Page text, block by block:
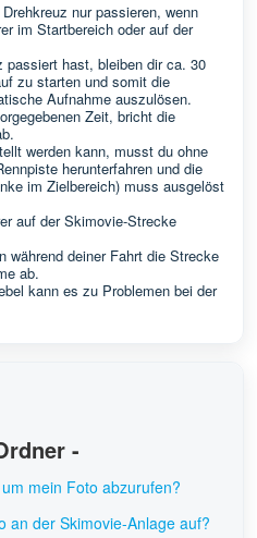
nur passieren, wenn
im Startbereich oder auf der
passiert hast, bleiben dir ca. 30
zu starten und somit die
Aufnahme auszulösen.
Zeit, bricht die
werden kann, musst du ohne
herunterfahren und die
im Zielbereich) muss ausgelöst
auf der Skimovie-Strecke
während deiner Fahrt die Strecke
ab.
kann es zu Problemen bei der
-
mein Foto abzurufen?
an der Skimovie-Anlage auf?